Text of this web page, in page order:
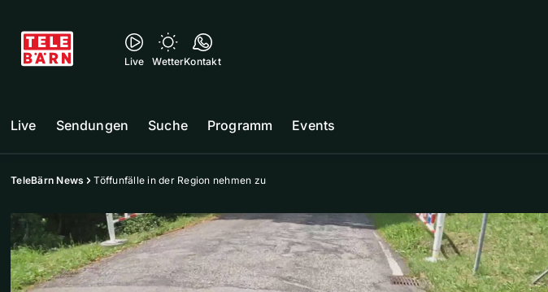
Live WetterKontakt
Live Sendungen Suche Programm Events
TeleBärn News Töffunfälle in der Region nehmen zu